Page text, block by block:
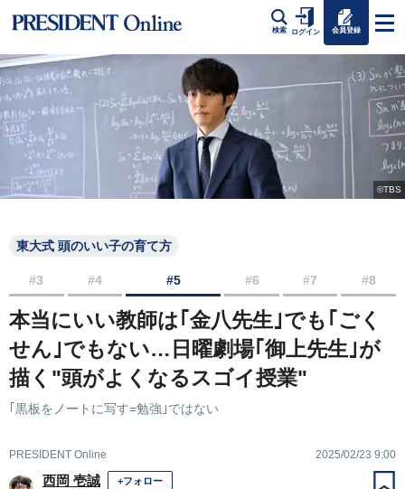
検索 ログイン 会員登録
©TBS
東大式 頭のいい子の育て方
#3 #4 #5 #6 #7 #8
本当にいい教師は｢金八先生｣でも｢ごく
せん｣でもない…日曜劇場｢御上先生｣が
描く"頭がよくなるスゴイ授業"
｢黒板をノートに写す=勉強｣ではない
PRESIDENT Online 2025/02/23 9:00
西岡 壱誠 +フォロー